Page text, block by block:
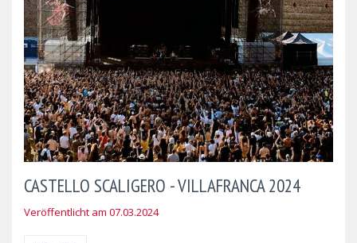
CASTELLO SCALIGERO - VILLAFRANCA 2024
Veröffentlicht am 07.03.2024